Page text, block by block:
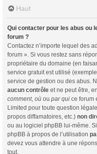
Haut
Qui contacter pour les abus ou
forum ?
Contactez n’importe lequel des
forum ». Si vous restez sans
propriétaire du domaine (en
service gratuit est utilisé
service de gestion ou des abus.
aucun contrôle et ne peut être,
comment, où ou par qui ce forum
Limited pour toute question
propos diffamatoires, etc.) non
ou au logiciel phpBB lui-même.
phpBB à propos de l’utilisation
devez vous attendre à une
tout.